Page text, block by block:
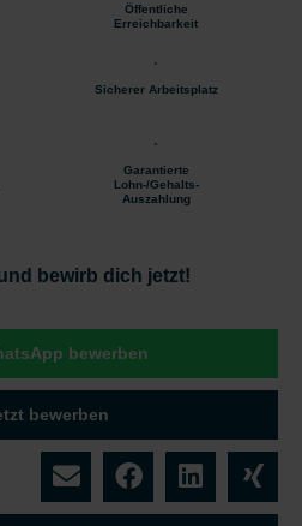
Öffentliche
Erreichbarkeit
Sicherer Arbeitsplatz
Garantierte
Lohn-/Gehalts-
Auszahlung
bewirb dich jetzt!
bewerben
bewerben